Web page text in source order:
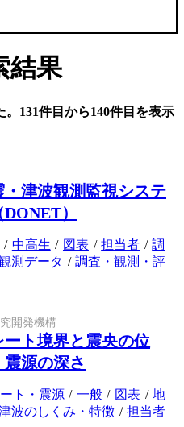
結果
131件目から140件目を表示
・津波観測監視システ
）
/ 中高生 / 図表 / 担当者 / 調
測データ / 調査・観測・評
開発機構
ート境界と震央の位
震源の深さ
ト・震源 / 一般 / 図表 / 地
波のしくみ・特徴 / 担当者